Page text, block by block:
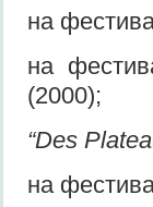
на
на
(2000);
“Des
на